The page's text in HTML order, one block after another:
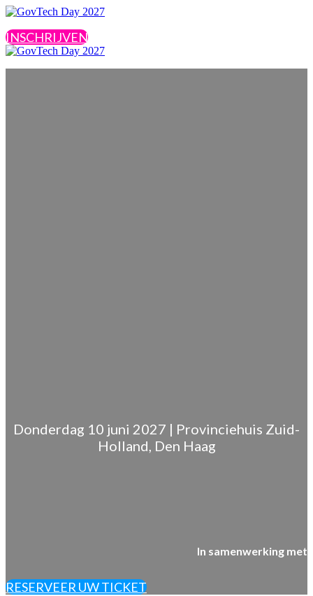
INSCHRIJVEN
Donderdag 10 juni 2027 | Provinciehuis Zuid-
Holland, Den Haag
In samenwerking met
RESERVEER UW TICKET